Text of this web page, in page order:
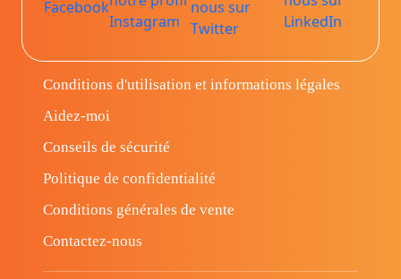
Conditions d'utilisation et informations légales
Aidez-moi
Conseils de sécurité
Politique de confidentialité
Conditions générales de vente
Contactez-nous